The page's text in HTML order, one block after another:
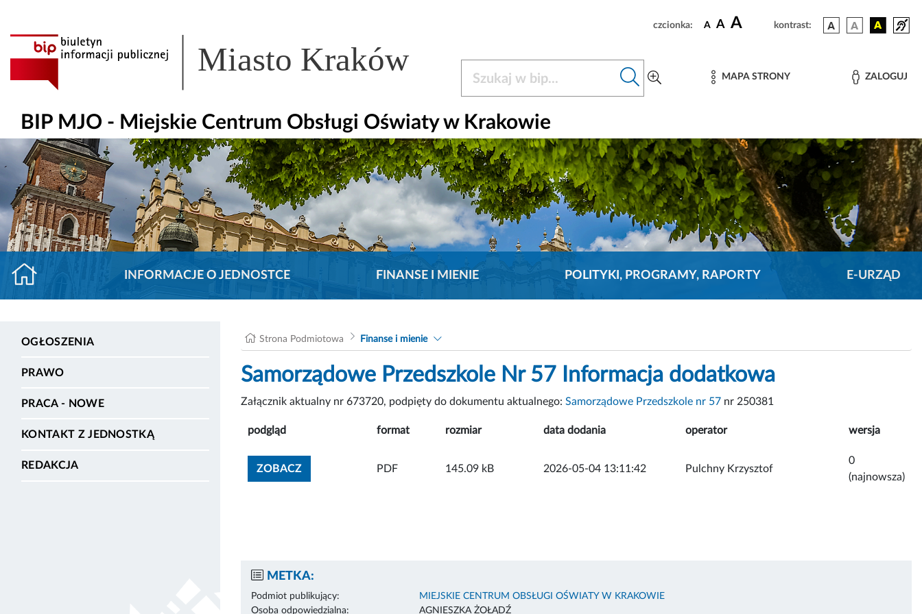
czcionka: A A A kontrast:
Miasto Kraków MAPA STRONY ZALOGUJ
BIP MJO - Miejskie Centrum Obsługi Oświaty w Krakowie
INFORMACJE O JEDNOSTCE FINANSE I MIENIE POLITYKI, PROGRAMY, RAPORTY E-URZĄD
OGŁOSZENIA
PRAWO
PRACA - NOWE
KONTAKT Z JEDNOSTKĄ
REDAKCJA
Strona Podmiotowa Finanse i mienie
Samorządowe Przedszkole Nr 57 Informacja dodatkowa
Załącznik aktualny nr 673720, podpięty do dokumentu aktualnego: Samorządowe Przedszkole nr 57 nr 250381
podgląd format rozmiar data dodania operator wersja
ZOBACZZOBACZ ZAŁĄCZNIK
PDF 145.09 kB 2026-05-04 13:11:42 Pulchny Krzysztof
0
(najnowsza)
METKA:
Podmiot publikujący:
MIEJSKIE CENTRUM OBSŁUGI OŚWIATY W KRAKOWIE
Osoba odpowiedzialna:
AGNIESZKA ŻOŁĄDŹ